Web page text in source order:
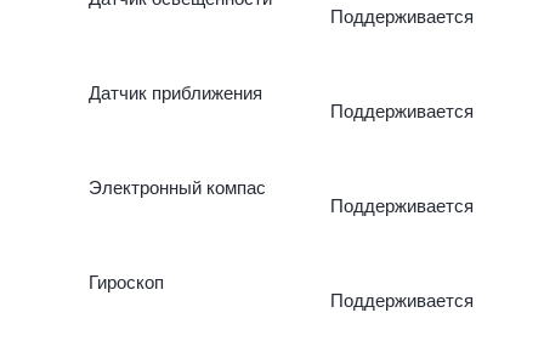
Поддерживается
Датчик приближения
Поддерживается
Электронный компас
Поддерживается
Гироскоп
Поддерживается